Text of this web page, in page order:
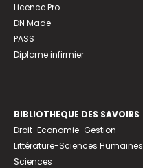
Licence Pro
DN Made
PASS
Diplome infirmier
BIBLIOTHEQUE DES SAVOIRS
Droit-Economie-Gestion
Littérature-Sciences Humaines
Sciences